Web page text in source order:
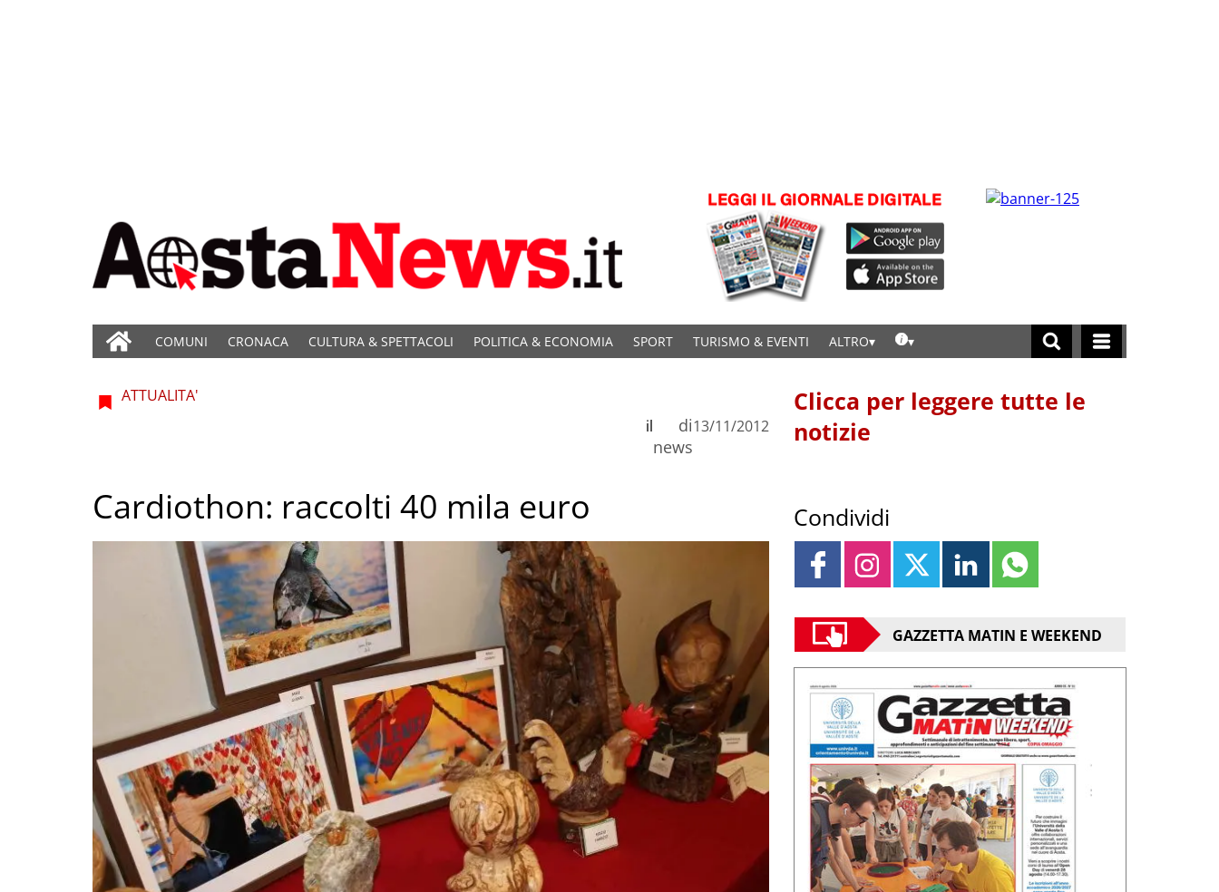
COMUNI CRONACA CULTURA & SPETTACOLI POLITICA & ECONOMIA SPORT TURISMO & EVENTI ALTRO
ATTUALITA'
di
news
il 13/11/2012
Cardiothon: raccolti 40 mila euro
Clicca per leggere tutte le
notizie
Condividi
GAZZETTA MATIN E WEEKEND